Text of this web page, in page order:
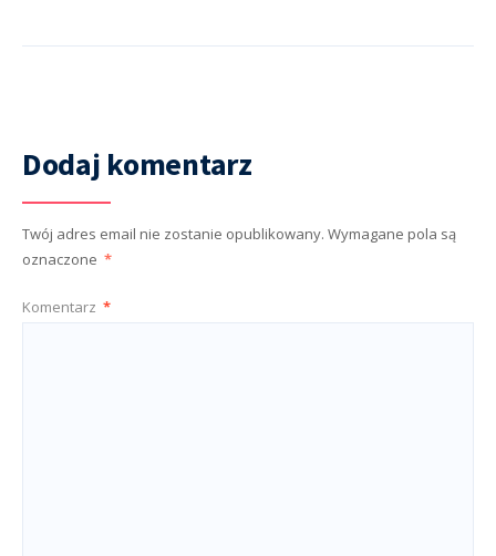
Dodaj komentarz
Twój adres email nie zostanie opublikowany. Wymagane pola są
oznaczone *
Komentarz *